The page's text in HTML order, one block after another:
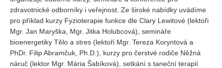
zdravotnické odborníky i veřejnost. Ze široké nabídky uvádíme
pro příklad kurzy Fyzioterapie funkce dle Clary Lewitové (lektoři
Mgr. Jan Maryška, Mgr. Jitka Holubcová), semináře
bioenergetiky Tělo a stres (lektoři Mgr. Tereza Koryntová a
PhDr. Filip Abramčuk, Ph.D.), kurzy pro čerstvé rodiče Něžná
náruč (lektor Mgr. Mária Šabíková), setkání s taneční terapií